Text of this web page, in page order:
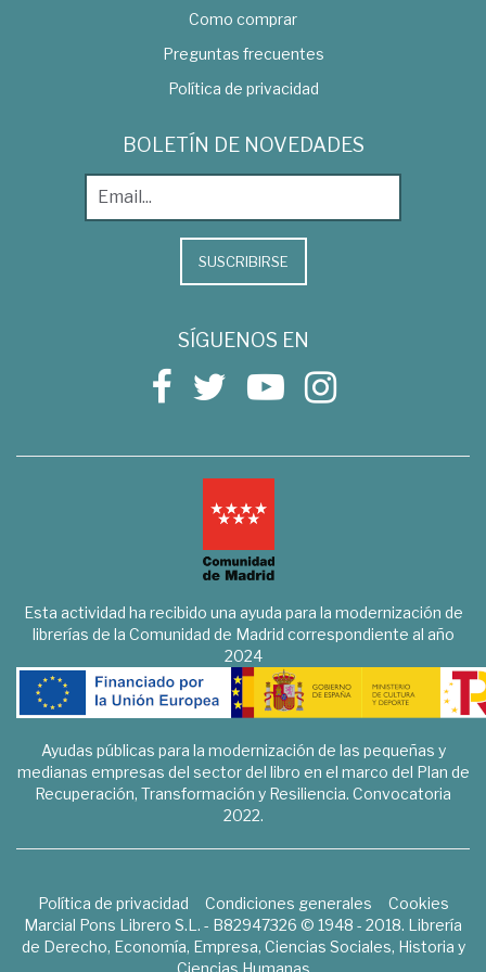
Como comprar
Preguntas frecuentes
Política de privacidad
BOLETÍN DE NOVEDADES
SUSCRIBIRSE
SÍGUENOS EN
Esta actividad ha recibido una ayuda para la modernización de
librerías de la Comunidad de Madrid correspondiente al año
2024
Ayudas públicas para la modernización de las pequeñas y
medianas empresas del sector del libro en el marco del Plan de
Recuperación, Transformación y Resiliencia. Convocatoria
2022.
Política de privacidad Condiciones generales
Cookies
Marcial Pons Librero S.L. - B82947326 © 1948 - 2018. Librería
de Derecho, Economía, Empresa, Ciencias Sociales, Historia y
Ciencias Humanas